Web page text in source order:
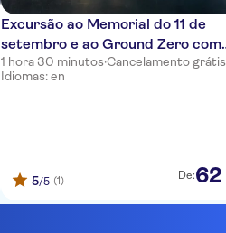
Excursão ao Memorial do 11 de
setembro e ao Ground Zero com
acesso ao museu
1 hora 30 minutos·Cancelamento grátis
Idiomas: en
5/5 (1) De:62